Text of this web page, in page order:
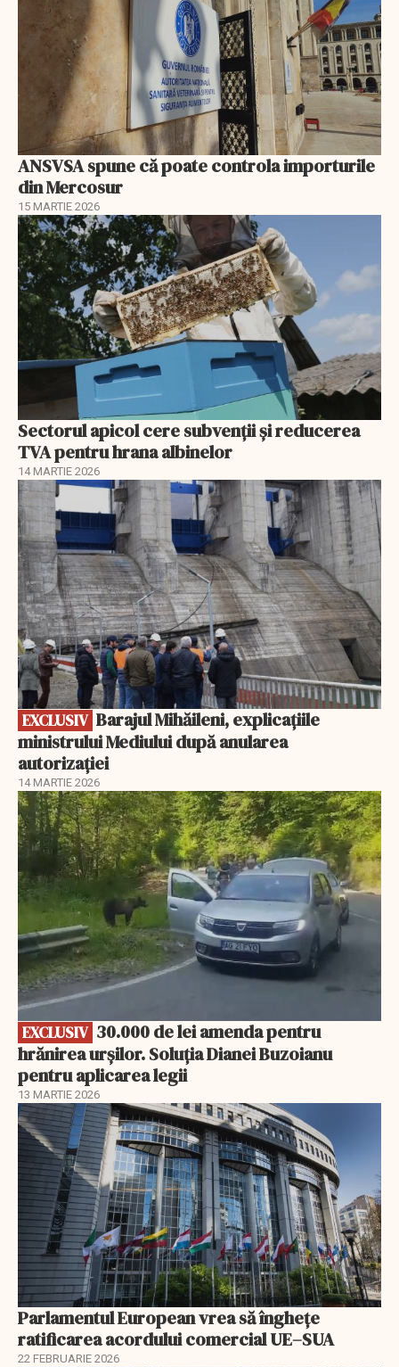
ANSVSA spune că poate controla importurile
din Mercosur
15 MARTIE 2026
Sectorul apicol cere subvenții și reducerea
TVA pentru hrana albinelor
14 MARTIE 2026
EXCLUSIV
EXCLUSIV
ministrului Mediului după anularea
autorizației
14 MARTIE 2026
EXCLUSIV
EXCLUSIV
hrănirea urșilor. Soluția Dianei Buzoianu
pentru aplicarea legii
13 MARTIE 2026
Parlamentul European vrea să înghețe
ratificarea acordului comercial UE–SUA
22 FEBRUARIE 2026